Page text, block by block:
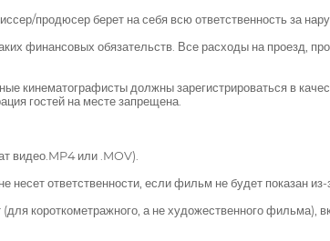
продюсер берет на себя всю ответственность за
финансовых обязательств. Все расходы на проезд,
кинематографисты должны зарегистрироваться в
гостей на месте запрещена.
видео.MP4 или .MOV).
ответственности, если фильм не будет показан
короткометражного, а не художественного фильма),